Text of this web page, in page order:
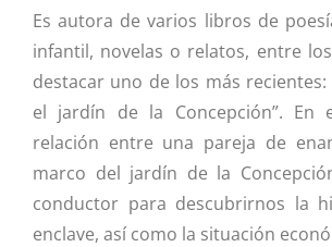
Es autora de varios libros de
infantil, novelas o relatos, entre
destacar uno de los más recientes:
el jardín de la Concepción”. En
relación entre una pareja de
marco del jardín de la
conductor para descubrirnos la
enclave, así como la situación